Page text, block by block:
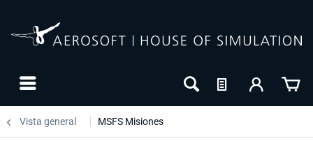
Vista general MSFS Misiones